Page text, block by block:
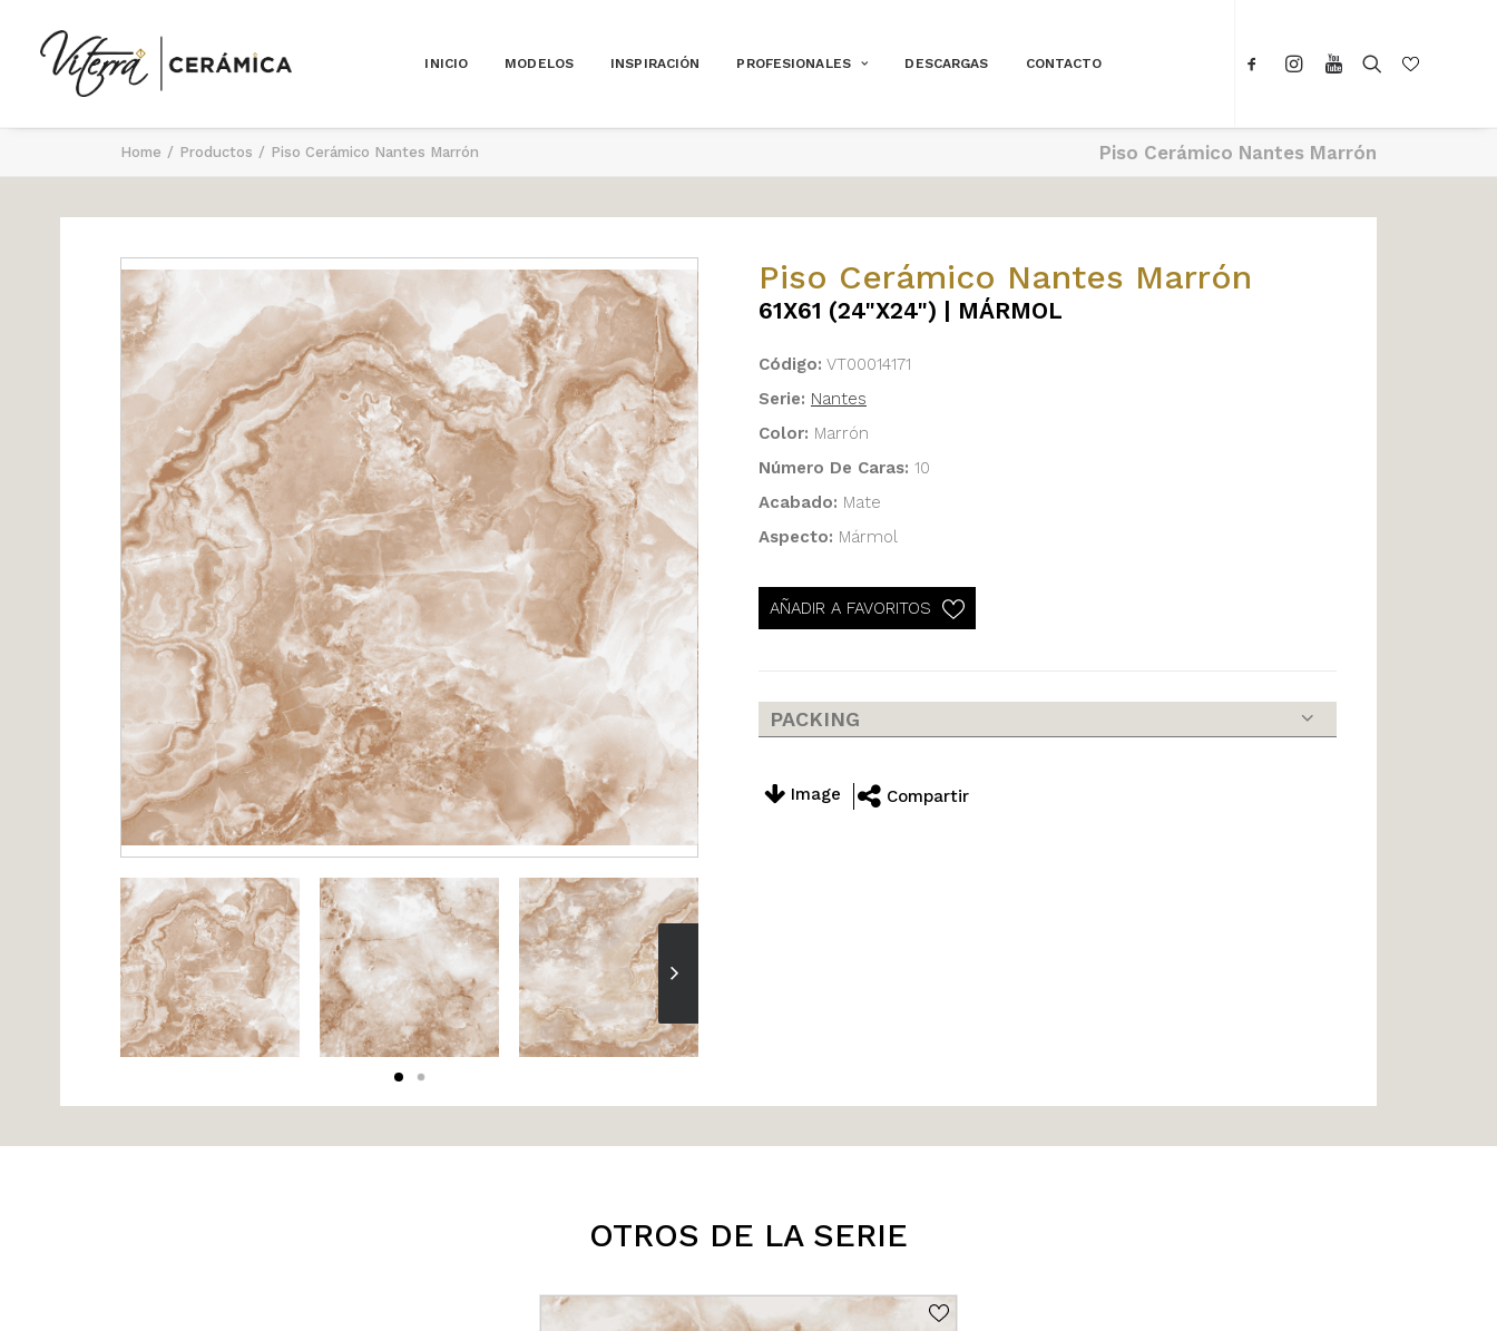
INICIO MODELOS INSPIRACIÓN PROFESIONALES DESCARGAS CONTACTO
Piso Cerámico Nantes Marrón
Home Productos Piso Cerámico Nantes Marrón
61X61 (24"X24") | MÁRMOL
Piso Cerámico Nantes Marrón
Código: VT00014171
Serie: Nantes
Color: Marrón
Número De Caras: 10
Acabado: Mate
Aspecto: Mármol
AÑADIR A FAVORITOS
PACKING
Image Compartir
OTROS DE LA SERIE